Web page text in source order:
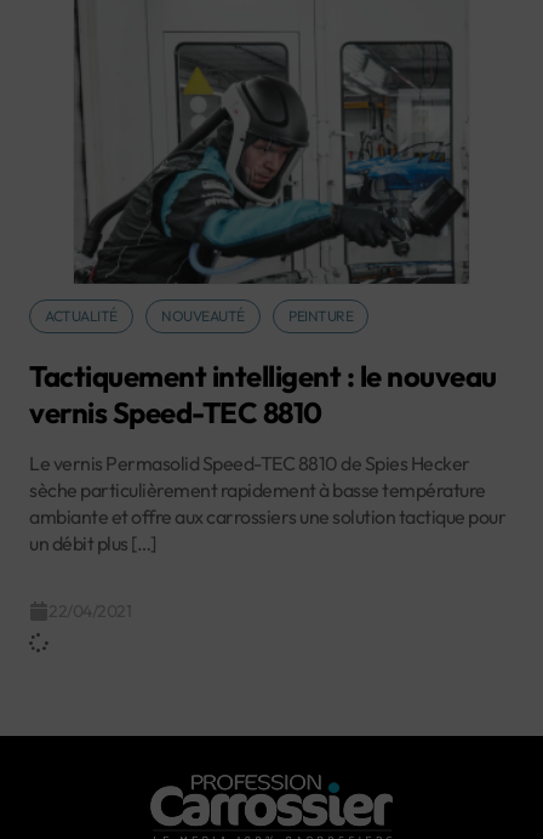
ACTUALITÉ NOUVEAUTÉ PEINTURE
Tactiquement intelligent : le nouveau
vernis Speed-TEC 8810
Le vernis Permasolid Speed-TEC 8810 de Spies Hecker
sèche particulièrement rapidement à basse température
ambiante et offre aux carrossiers une solution tactique pour
un débit plus […]